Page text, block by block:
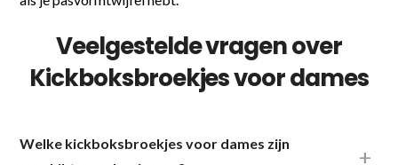
Veelgestelde vragen over
Kickboksbroekjes voor dames
Welke kickboksbroekjes voor dames zijn